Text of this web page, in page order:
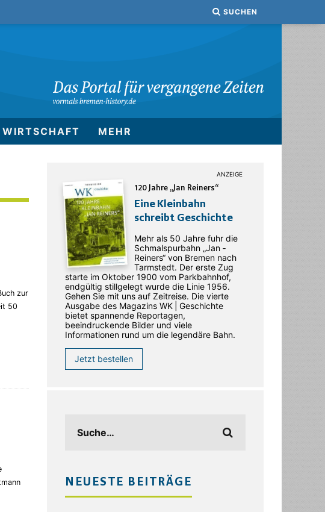
SUCHEN
WIRTSCHAFT MEHR
zur
50
120 Jahre „Jan Reiners“
Eine Kleinbahn
schreibt Geschichte
Mehr als 50 Jahre fuhr die
Schmalspurbahn „Jan ­
Reiners“ von Bremen nach
Tarmstedt. Der erste Zug
starte im Oktober 1900 vom Parkbahnhof,
endgültig stillgelegt wurde die Linie 1956.
Gehen Sie mit uns auf Zeitreise. Die vierte
Ausgabe des ­Magazins WK | Geschichte
bietet spannende Reportagen,
beeindruckende Bilder und viele
Informationen rund um die legendäre Bahn.
Jetzt bestellen
NEUESTE BEITRÄGE